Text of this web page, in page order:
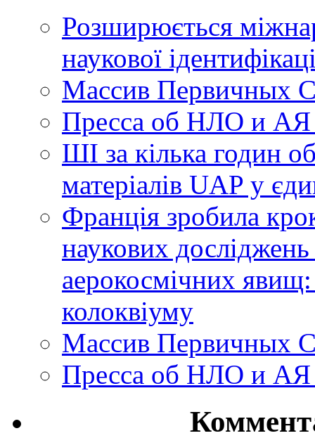
Розширюється
наукової
Массив Первичных
Пресса об НЛО и
ШІ за кілька годин
матеріалів UAP у
Франція зробила
наукових
аерокосмічних
колоквіуму
Массив Первичных
Пресса об НЛО и